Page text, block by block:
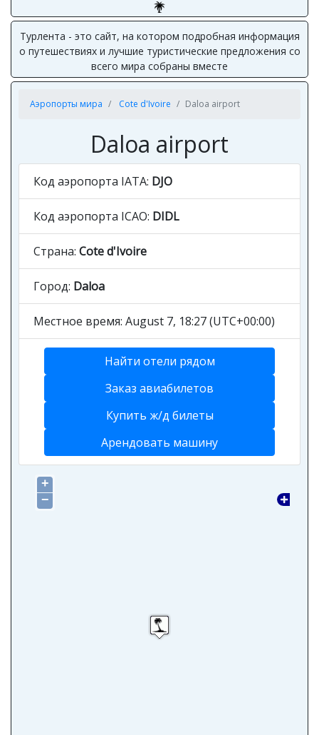
Турлента - это сайт, на котором подробная информация
о путешествиях и лучшие туристические предложения со
всего мира собраны вместе
Аэропорты мира Cote d'Ivoire Daloa airport
Daloa airport
Код аэропорта IATA: DJO
Код аэропорта ICAO: DIDL
Страна: Cote d'Ivoire
Город: Daloa
Местное время: August 7, 18:27 (UTC+00:00)
Найти отели рядом
Заказ авиабилетов
Купить ж/д билеты
Арендовать машину
+
−